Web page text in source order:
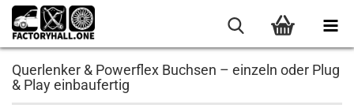
Querlenker & Powerflex Buchsen – einzeln oder Plug
& Play einbaufertig